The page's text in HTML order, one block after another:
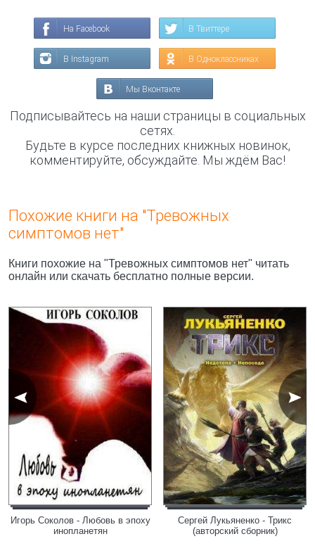
На Facebook В Твиттере
В Instagram В Одноклассниках
Мы Вконтакте
Подписывайтесь на наши страницы в социальных
сетях.
Будьте в курсе последних книжных новинок,
комментируйте, обсуждайте. Мы ждём Вас!
Похожие книги на "Тревожных
симптомов нет"
Книги похожие на "Тревожных симптомов нет" читать
онлайн или скачать бесплатно полные версии.
Игорь Соколов - Любовь в эпоху
инопланетян
Сергей Лукьяненко - Трикс
(авторский сборник)